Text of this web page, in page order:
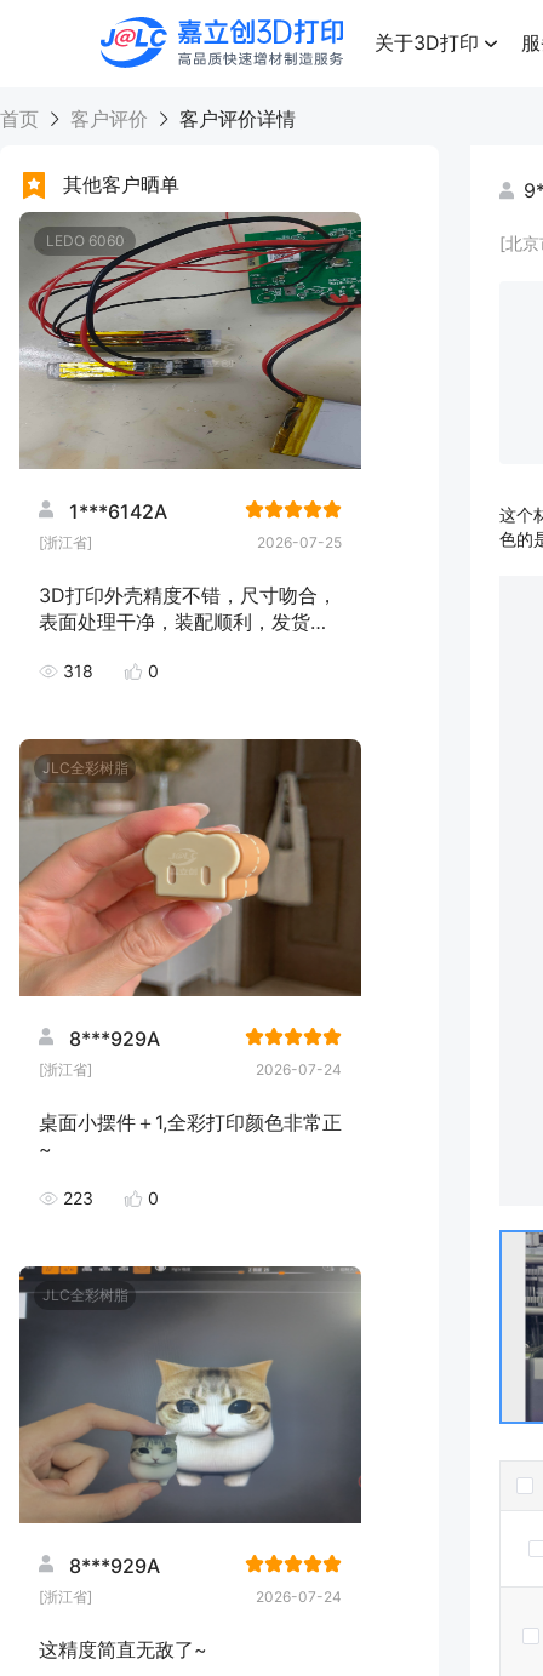
高品质快速增材制造服务
关于3D打印
首页 客户评价 客户评价详情
其他客户晒单
LEDO 6060
1***6142A
[浙江省] 2026-07-25
3D打印外壳精度不错，尺寸吻合，
表面处理干净，装配顺利，发货速
318 0
JLC全彩树脂
8***929A
[浙江省] 2026-07-24
桌面小摆件＋1,全彩打印颜色非常正
~
223 0
JLC全彩树脂
8***929A
[浙江省] 2026-07-24
这精度简直无敌了~
[北
这个
色的